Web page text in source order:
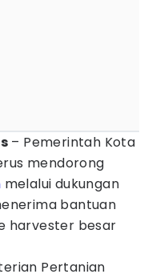
– Pemerintah Kota
mendorong
melalui dukungan
bantuan
harvester besar
Pertanian